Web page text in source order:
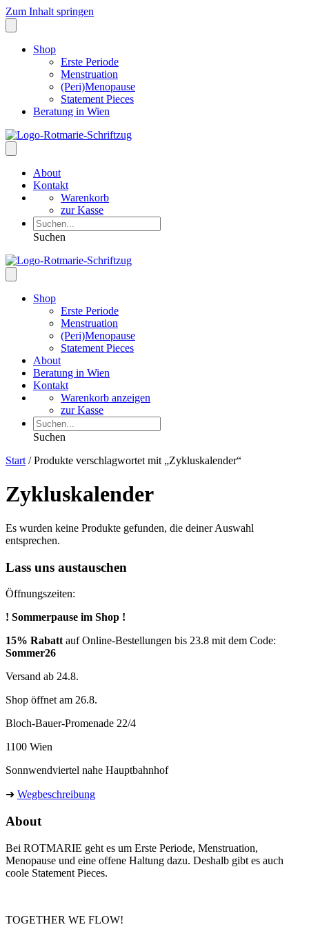
Zum Inhalt springen
Shop
Erste Periode
Menstruation
(Peri)Menopause
Statement Pieces
Beratung in Wien
About
Kontakt
Warenkorb
zur Kasse
Suchen
Shop
Erste Periode
Menstruation
(Peri)Menopause
Statement Pieces
About
Beratung in Wien
Kontakt
Warenkorb anzeigen
zur Kasse
Suchen
Start / Produkte verschlagwortet mit „Zykluskalender“
Zykluskalender
Es wurden keine Produkte gefunden, die deiner Auswahl
entsprechen.
Lass uns austauschen
Öffnungszeiten:
! Sommerpause im Shop !
15% Rabatt auf Online-Bestellungen bis 23.8 mit dem Code:
Sommer26
Versand ab 24.8.
Shop öffnet am 26.8.
Bloch-Bauer-Promenade 22/4
1100 Wien
Sonnwendviertel nahe Hauptbahnhof
➜ Wegbeschreibung
About
Bei ROTMARIE geht es um Erste Periode, Menstruation,
Menopause und eine offene Haltung dazu. Deshalb gibt es auch
coole Statement Pieces.
TOGETHER WE FLOW!